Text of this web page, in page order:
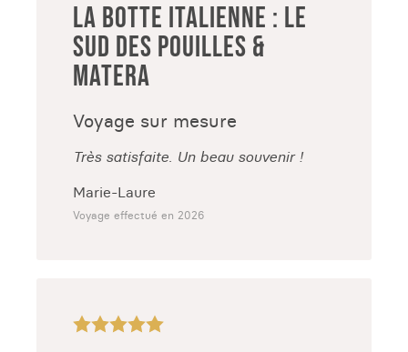
LA BOTTE ITALIENNE : LE
SUD DES POUILLES &
MATERA
Voyage sur mesure
Très satisfaite. Un beau souvenir !
Marie-Laure
Voyage effectué en 2026